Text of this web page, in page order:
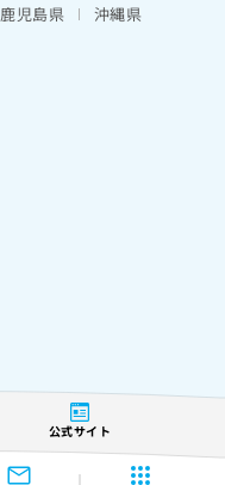
公式サイト
鹿児島県 沖縄県